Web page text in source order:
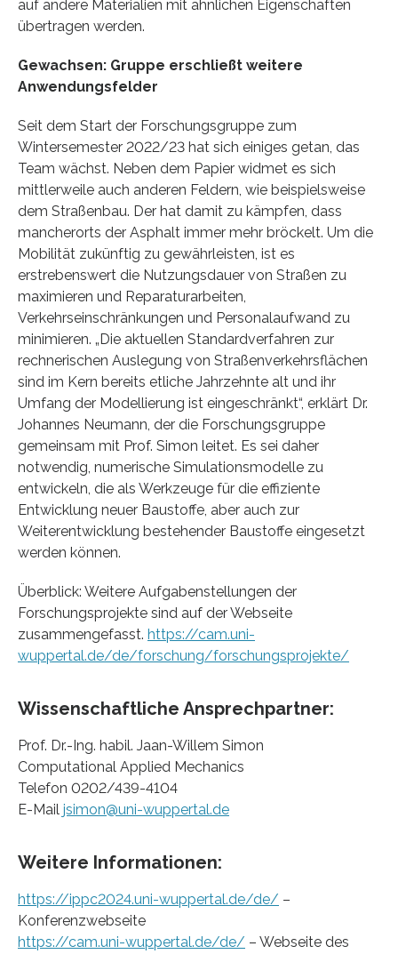
auf andere Materialien mit ähnlichen Eigenschaften
übertragen werden.
Gewachsen: Gruppe erschließt weitere
Anwendungsfelder
Seit dem Start der Forschungsgruppe zum
Wintersemester 2022/23 hat sich einiges getan, das
Team wächst. Neben dem Papier widmet es sich
mittlerweile auch anderen Feldern, wie beispielsweise
dem Straßenbau. Der hat damit zu kämpfen, dass
mancherorts der Asphalt immer mehr bröckelt. Um die
Mobilität zukünftig zu gewährleisten, ist es
erstrebenswert die Nutzungsdauer von Straßen zu
maximieren und Reparaturarbeiten,
Verkehrseinschränkungen und Personalaufwand zu
minimieren. „Die aktuellen Standardverfahren zur
rechnerischen Auslegung von Straßenverkehrsflächen
sind im Kern bereits etliche Jahrzehnte alt und ihr
Umfang der Modellierung ist eingeschränkt“, erklärt Dr.
Johannes Neumann, der die Forschungsgruppe
gemeinsam mit Prof. Simon leitet. Es sei daher
notwendig, numerische Simulationsmodelle zu
entwickeln, die als Werkzeuge für die effiziente
Entwicklung neuer Baustoffe, aber auch zur
Weiterentwicklung bestehender Baustoffe eingesetzt
werden können.
Überblick: Weitere Aufgabenstellungen der
Forschungsprojekte sind auf der Webseite
zusammengefasst. https://cam.uni-
wuppertal.de/de/forschung/forschungsprojekte/
Wissenschaftliche Ansprechpartner:
Prof. Dr.-Ing. habil. Jaan-Willem Simon
Computational Applied Mechanics
Telefon 0202/439-4104
E-Mail jsimon@uni-wuppertal.de
Weitere Informationen:
https://ippc2024.uni-wuppertal.de/de/ –
Konferenzwebseite
https://cam.uni-wuppertal.de/de/ – Webseite des